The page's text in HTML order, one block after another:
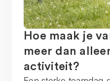
Hoe maak je
meer dan
activiteit?